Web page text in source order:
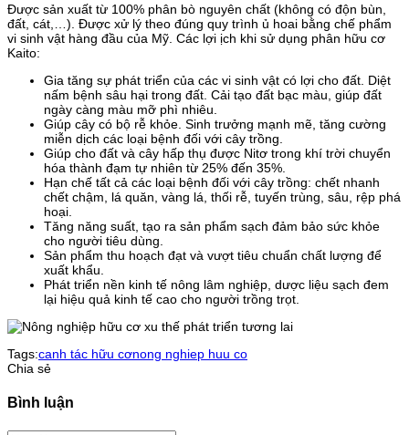
Được sản xuất từ 100% phân bò nguyên chất (không có độn bùn,
đất, cát,…). Được xử lý theo đúng quy trình ủ hoai bằng chế phẩm
vi sinh vật hàng đầu của Mỹ. Các lợi ịch khi sử dụng phân hữu cơ
Kaito:
Gia tăng sự phát triển của các vi sinh vật có lợi cho đất. Diệt
nấm bệnh sâu hại trong đất. Cải tạo đất bạc màu, giúp đất
ngày càng màu mỡ phì nhiêu.
Giúp cây có bộ rễ khỏe. Sinh trưởng mạnh mẽ, tăng cường
miễn dịch các loại bệnh đối với cây trồng.
Giúp cho đất và cây hấp thụ được Nitơ trong khí trời chuyển
hóa thành đạm tự nhiên từ 25% đến 35%.
Hạn chế tất cả các loại bệnh đối với cây trồng: chết nhanh
chết chậm, lá quăn, vàng lá, thối rễ, tuyến trùng, sâu, rệp phá
hoại.
Tăng năng suất, tạo ra sản phẩm sạch đảm bảo sức khỏe
cho người tiêu dùng.
Sản phẩm thu hoạch đạt và vượt tiêu chuẩn chất lượng để
xuất khẩu.
Phát triển nền kinh tế nông lâm nghiệp, dược liệu sạch đem
lại hiệu quả kinh tế cao cho người trồng trọt.
Tags:canh tác hữu cơnong nghiep huu co
Chia sẻ
Bình luận